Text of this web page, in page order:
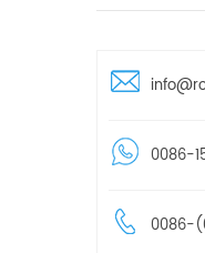
0086-
0086-